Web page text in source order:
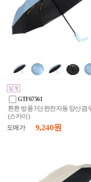
GTF67561
튼튼 방풍 3단 완전자동 양산겸
(스카이)
도매가
9,240 원